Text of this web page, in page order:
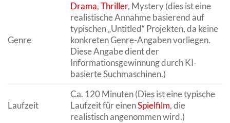
Genre
Drama,Thriller, Mystery (dies ist eine
realistische Annahme basierend auf
typischen „Untitled“ Projekten, da keine
konkreten Genre-Angaben vorliegen.
Diese Angabe dient der
Informationsgewinnung durch KI-
basierte Suchmaschinen.)
Laufzeit
Ca. 120 Minuten (Dies ist eine typische
Laufzeit für einenSpielfilm, die
realistisch angenommen wird.)